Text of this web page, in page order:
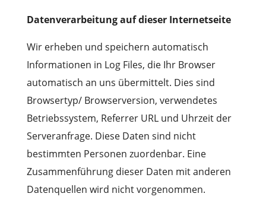
Datenverarbeitung auf dieser Internetseite
Wir erheben und speichern automatisch
Informationen in Log Files, die Ihr Browser
automatisch an uns übermittelt. Dies sind
Browsertyp/ Browserversion, verwendetes
Betriebssystem, Referrer URL und Uhrzeit der
Serveranfrage. Diese Daten sind nicht
bestimmten Personen zuordenbar. Eine
Zusammenführung dieser Daten mit anderen
Datenquellen wird nicht vorgenommen.